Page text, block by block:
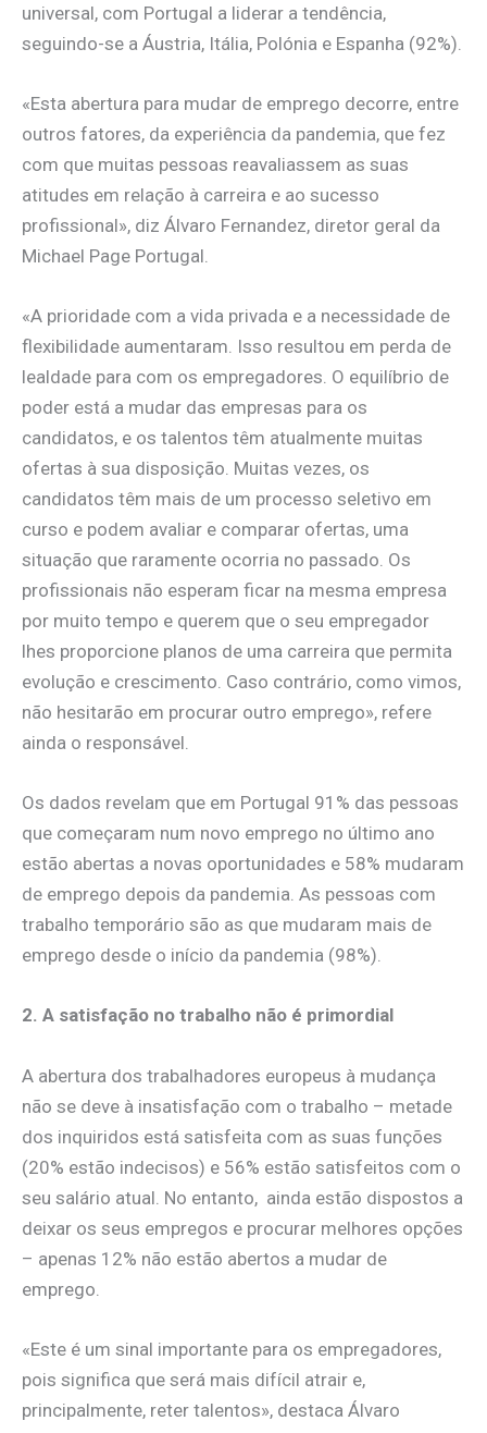
universal, com Portugal a liderar a tendência,
seguindo-se a Áustria, Itália, Polónia e Espanha (92%).
«Esta abertura para mudar de emprego decorre, entre
outros fatores, da experiência da pandemia, que fez
com que muitas pessoas reavaliassem as suas
atitudes em relação à carreira e ao sucesso
profissional», diz Álvaro Fernandez, diretor geral da
Michael Page Portugal.
«A prioridade com a vida privada e a necessidade de
flexibilidade aumentaram. Isso resultou em perda de
lealdade para com os empregadores. O equilíbrio de
poder está a mudar das empresas para os
candidatos, e os talentos têm atualmente muitas
ofertas à sua disposição. Muitas vezes, os
candidatos têm mais de um processo seletivo em
curso e podem avaliar e comparar ofertas, uma
situação que raramente ocorria no passado. Os
profissionais não esperam ficar na mesma empresa
por muito tempo e querem que o seu empregador
lhes proporcione planos de uma carreira que permita
evolução e crescimento. Caso contrário, como vimos,
não hesitarão em procurar outro emprego», refere
ainda o responsável.
Os dados revelam que em Portugal 91% das pessoas
que começaram num novo emprego no último ano
estão abertas a novas oportunidades e 58% mudaram
de emprego depois da pandemia. As pessoas com
trabalho temporário são as que mudaram mais de
emprego desde o início da pandemia (98%).
2. A satisfação no trabalho não é primordial
A abertura dos trabalhadores europeus à mudança
não se deve à insatisfação com o trabalho – metade
dos inquiridos está satisfeita com as suas funções
(20% estão indecisos) e 56% estão satisfeitos com o
seu salário atual. No entanto, ainda estão dispostos a
deixar os seus empregos e procurar melhores opções
– apenas 12% não estão abertos a mudar de
emprego.
«Este é um sinal importante para os empregadores,
pois significa que será mais difícil atrair e,
principalmente, reter talentos», destaca Álvaro